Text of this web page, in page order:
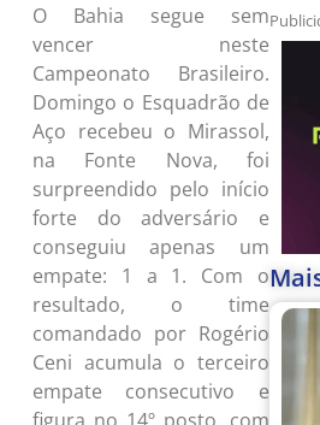
O Bahia segue sem
vencer neste
Campeonato Brasileiro.
Domingo o Esquadrão de
Aço recebeu o Mirassol,
na Fonte Nova, foi
surpreendido pelo início
forte do adversário e
conseguiu apenas um
empate: 1 a 1. Com o
resultado, o time
comandado por Rogério
Ceni acumula o terceiro
empate consecutivo e
figura no 14º posto, com